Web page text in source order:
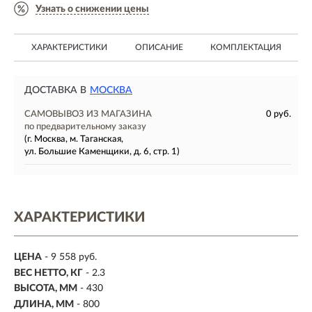
Узнать о снижении цены
ХАРАКТЕРИСТИКИ ОПИСАНИЕ КОМПЛЕКТАЦИЯ
ДОСТАВКА В МОСКВА
САМОВЫВОЗ ИЗ МАГАЗИНА
0 руб.
по предварительному заказу
(г. Москва, м. Таганская,
ул. Большие Каменщики, д. 6, стр. 1)
ХАРАКТЕРИСТИКИ
ЦЕНА - 9 558 руб.
ВЕС НЕТТО, КГ - 2.3
ВЫСОТА, ММ - 430
ДЛИНА, ММ - 800